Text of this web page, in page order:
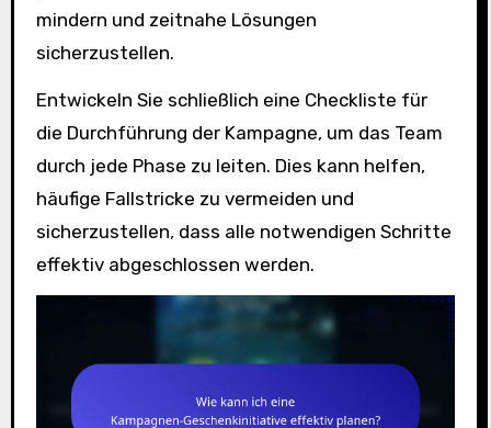
mindern und zeitnahe Lösungen
sicherzustellen.
Entwickeln Sie schließlich eine Checkliste für
die Durchführung der Kampagne, um das Team
durch jede Phase zu leiten. Dies kann helfen,
häufige Fallstricke zu vermeiden und
sicherzustellen, dass alle notwendigen Schritte
effektiv abgeschlossen werden.